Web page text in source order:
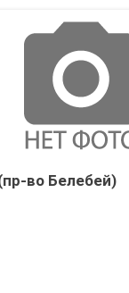
во Белебей)